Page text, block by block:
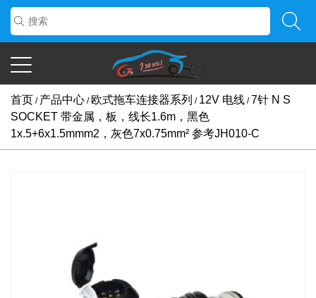
首页 / 产品中心 / 欧式拖车连接器系列 / 12V 电线 /7针 N S
SOCKET 带金属，板，线长1.6m，黑色
1x.5+6x1.5mmm2，灰色7x0.75mm² 参考JH010-C